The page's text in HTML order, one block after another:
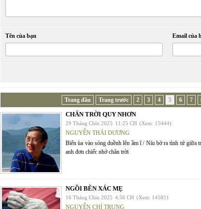
Tên của bạn Email của
Trang đầu Trang trước 2 3 4 5 6 7
CHÂN TRỜI QUY NHƠN
29 Tháng Chín 2025 11:25 CH (Xem: 15444)
NGUYỄN THÁI DƯƠNG
Biển ùa vào sóng duềnh lên ầm ĩ / Níu bờ ra tình tứ
anh đơn chiếc nhớ chân trời
NGỒI BÊN XÁC MẸ
16 Tháng Chín 2025 4:56 CH (Xem: 14581)
NGUYỄN CHÍ TRUNG